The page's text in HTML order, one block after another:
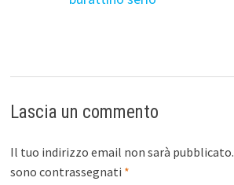
Lascia un commento
Il tuo indirizzo email non sarà pubblicato.
sono contrassegnati *